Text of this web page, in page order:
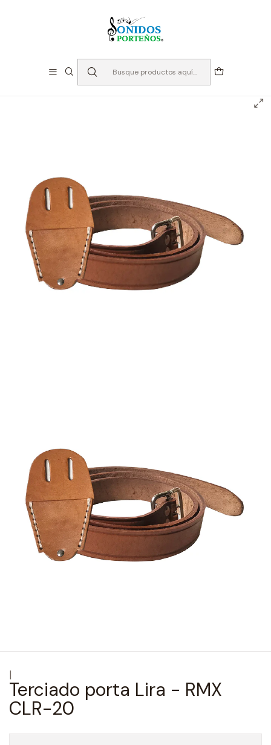
Bandas de Guerra
|
Terciado porta Lira - RMX
CLR-20